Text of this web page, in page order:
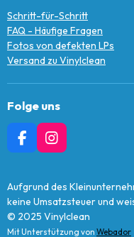
Schritt-für-Schritt
FAQ - Häufige Fragen
Fotos von defekten LPs
Versand zu Vinylclean
Folge uns
F
A
E
B
O
O
I
N
T
A
G
R
Aufgrund des
keine Umsatzsteuer und
© 2025 Vinylclean
Mit Unterstützung von Webador